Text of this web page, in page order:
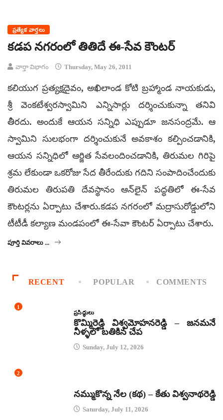
ప్రత్యేక వార్తలు
కడప నగరంలో తితిదే ఈ-సేవ కౌంటర్
వార్తా విభాగం Thursday, May 26, 2011
కలియుగ ప్రత్యక్షదైవం, అఖిలాండ కోటి బ్రహ్మాండ నాయకుడు,
శ్రీ వెంకటేశ్వరస్వామిని ఎన్నిసార్లు దర్శించుకున్నా తనివి
తీరదు. అందుకే ఆయన సన్నిధి ఎప్పుడూ జనసంద్రమే. ఆ
స్వామిని సులభంగా దర్శించుకునే అవకాశం కల్పించడానికి,
ఆయన సన్నిధిలో ఆర్జిత సేవలందించడానికి, తిరుమల గిరిపై
శ్రమ లేకుండా ఒకరోజు సేద తీరేందుకు గదిని సంపాదించేందుకు
తిరుమల తిరుపతి దేవస్థానం ఆన్‌లైన్ పద్ధతిలో ఈ-సేవ
కౌంటర్లను ఏర్పాటు చేశారు.కడప నగరంలో మద్రాసురోడ్డులోని
టీటీడీ కల్యాణ మండపంలో ఈ-సేవా కౌంటర్ ఏర్పాటు చేశారు.
పూర్తి వివరాలు ...
RECENT POPULAR COMMENTS
1
ప్రసిద్ధులు
కొమ్మిరెడ్డి విశ్వమోహనరెడ్డి – జనమనే
నీళ్ళలో బతికిన చేప
Sunday, July 12, 2026
2
నమ్ముకొన్న నేల (కథ) – కేతు విశ్వనాథరెడ్డి
Saturday, July 11, 2026